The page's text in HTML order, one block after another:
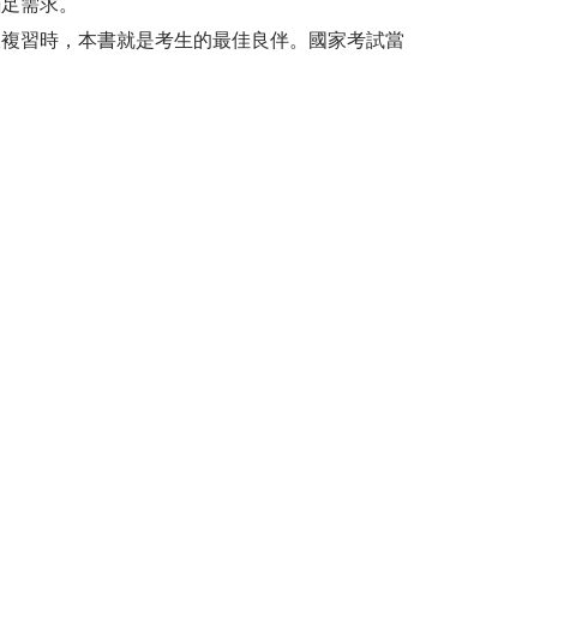
需求。
時，本書就是考生的最佳良伴。國家考試當